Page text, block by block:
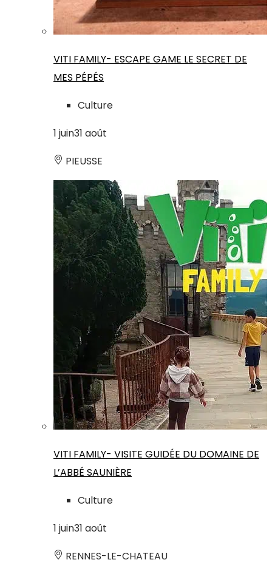
VITI FAMILY- ESCAPE GAME LE SECRET DE
MES PÉPÉS
Culture
1 juin31 août
PIEUSSE
VITI FAMILY- VISITE GUIDÉE DU DOMAINE DE
L’ABBÉ SAUNIÈRE
Culture
1 juin31 août
RENNES-LE-CHATEAU